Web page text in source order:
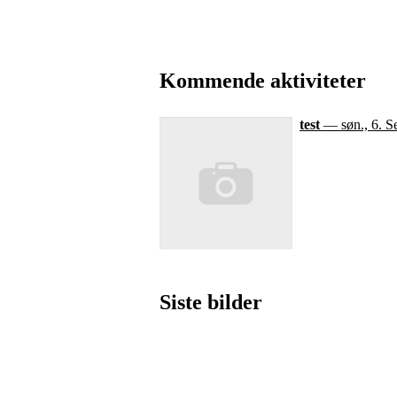
Kommende aktiviteter
test— søn., 6.
Siste bilder